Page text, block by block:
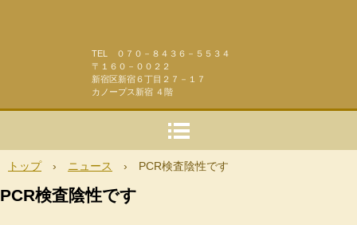
TEL ０７０－８４３６－５５３４
〒１６０－００２２
新宿区新宿６丁目２７－１７
カノープス新宿 ４階
トップ › ニュース › PCR検査陰性です
PCR検査陰性です